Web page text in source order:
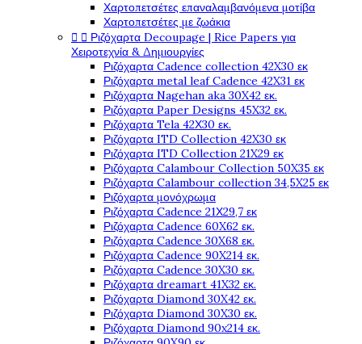
Χαρτοπετσέτες επαναλαμβανόμενα μοτίβα
Χαρτοπετσέτες με ζωάκια
  Ριζόχαρτα Decoupage | Rice Papers για
Χειροτεχνία & Δημιουργίες
Ριζόχαρτα Cadence collection 42X30 εκ
Ριζόχαρτα metal leaf Cadence 42X31 εκ
Ριζόχαρτα Nagehan aka 30X42 εκ.
Ριζόχαρτα Paper Designs 45X32 εκ.
Ριζόχαρτα Tela 42Χ30 εκ.
Ριζόχαρτα ITD Collection 42X30 εκ
Ριζόχαρτα ITD Collection 21X29 εκ
Ριζόχαρτα Calambour Collection 50X35 εκ
Ριζόχαρτα Calambour collection 34,5X25 εκ
Ριζόχαρτα μονόχρωμα
Ριζόχαρτα Cadence 21Χ29,7 εκ
Ριζόχαρτα Cadence 60X62 εκ.
Ριζόχαρτα Cadence 30X68 εκ.
Ριζόχαρτα Cadence 90X214 εκ.
Ριζόχαρτα Cadence 30X30 εκ.
Ριζόχαρτα dreamart 41X32 εκ.
Ριζόχαρτα Diamond 30X42 εκ.
Ριζόχαρτα Diamond 30X30 εκ.
Ριζόχαρτα Diamond 90x214 εκ.